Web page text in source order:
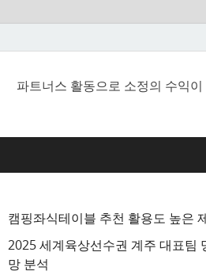
파트너스 활동으로 소정의 수익
캠핑좌식테이블 추천 활용도 높은
2025 세계육상선수권 계주 대표팀
망 분석